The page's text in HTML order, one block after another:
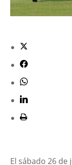
El sábado 26